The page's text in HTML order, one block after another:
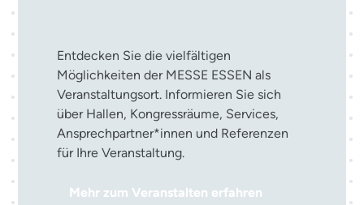
Entdecken Sie die vielfältigen
Möglichkeiten der MESSE ESSEN als
Veranstaltungsort. Informieren Sie sich
über Hallen, Kongressräume, Services,
Ansprechpartner*innen und Referenzen
für Ihre Veranstaltung.
Mehr zum Veranstalten erfahren